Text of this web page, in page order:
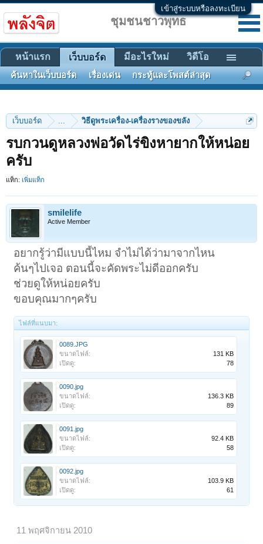
เข้าสู่ระบบหรือลงทะเบียน
เว็บบอร์ด ... วิธีดูพระเครื่อง-เครื่องรางของขลัง
รบกวนดูหลวงพ่อวัดไร่ขิงหายากให้หน่อย
ครับ
แท็ก: เพิ่มแท็ก
smilelife
Active Member
อยากรู้ว่ามีแบบนี้ไหม จำไม่ได้ว่ามาจากไหน
ค้นๆไปเจอ ตอนนี้จะคัดพระไม่ดีออกครับ
ช่วยดูให้หน่อยครับ
ขอบคุณมากๆครับ
ไฟล์ที่แนบมา:
0089.JPG
ขนาดไฟล์:
131 KB
เปิดดู:
78
0090.jpg
ขนาดไฟล์:
136.3 KB
เปิดดู:
89
0091.jpg
ขนาดไฟล์:
92.4 KB
เปิดดู:
58
0092.jpg
ขนาดไฟล์:
103.9 KB
เปิดดู:
61
11 พฤศจิกายน 2010
ชุมชนชาวพุทธ
หน้าแรก เว็บบอร์ด
ค้นหาในเว็บบอร์ด เรื่องเด่น กระทู้และโพสต์ล่าสุด
มีอะไรใหม่ วิดีโอ